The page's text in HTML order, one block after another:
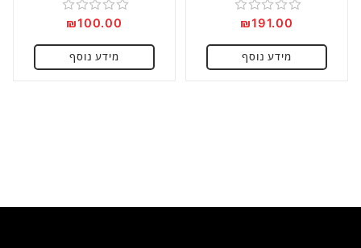
דורג
0
מתוך
₪191.00
מידע נוסף
דורג
0
מתוך
₪100.00
מידע נוסף